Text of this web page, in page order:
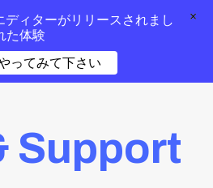
Support
ィターがリリースされまし
た体験
ってみて下さい
×